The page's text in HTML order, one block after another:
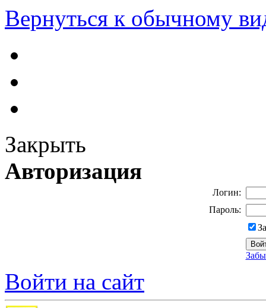
Вернуться к обычному
Закрыть
Авторизация
Логин:
Пароль:
Войти на сайт